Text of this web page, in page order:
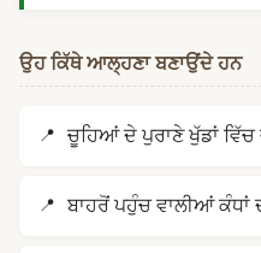
ਉਹ ਕਿੱਥੇ ਆਲ੍ਹਣਾ ਬਣਾਉਂਦੇ ਹਨ
ਚੂਹਿਆਂ ਦੇ ਪੁਰਾਣੇ ਖੁੱਡਾਂ ਵਿੱਚ
ਬਾਹਰੋਂ ਪਹੁੰਚ ਵਾਲੀਆਂ ਕੰਧਾਂ